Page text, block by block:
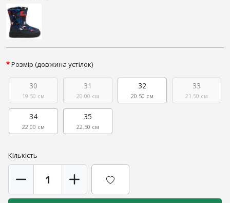
Розмір (довжина устілок)
30
19.50 см
31
20.00 см
32
20.50 см
33
21.50 см
34
22.00 см
35
22.50 см
Кількість